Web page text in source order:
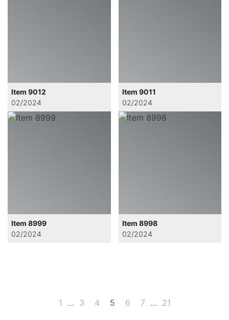
Item 9012
02/2024
Item 9011
02/2024
Item 8999
02/2024
Item 8998
02/2024
1 … 3 4 5 6 7 … 21